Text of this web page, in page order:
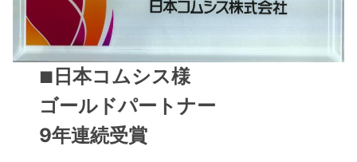
■ 日本コムシス様
ゴールドパートナー
9年連続受賞